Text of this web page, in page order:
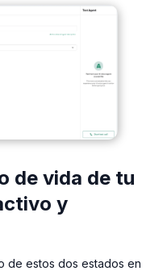
de vida de tu
y
de estos dos estados en